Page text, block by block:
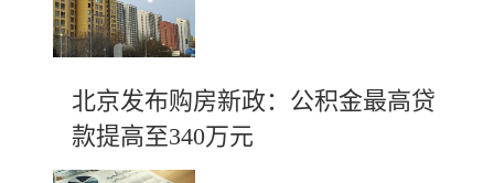
北京发布购房新政：公积金最高贷
款提高至340万元